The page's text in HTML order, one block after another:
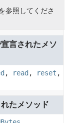
参照してくださ
言されたメソ
, read , reset ,
たメソッド